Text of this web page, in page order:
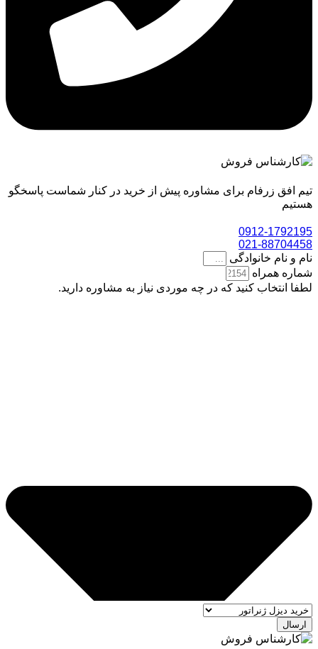
تیم افق زرفام برای مشاوره پیش از خرید در کنار شماست پاسخگو
هستیم
0912-1792195
021-88704458
نام و نام خانوادگی
شماره همراه
لطفا انتخاب کنید که در چه موردی نیاز به مشاوره دارید.
ارسال